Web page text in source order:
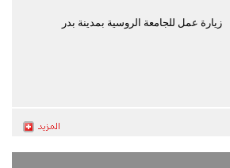
زيارة عمل للجامعة الروسية بمدينة بدر